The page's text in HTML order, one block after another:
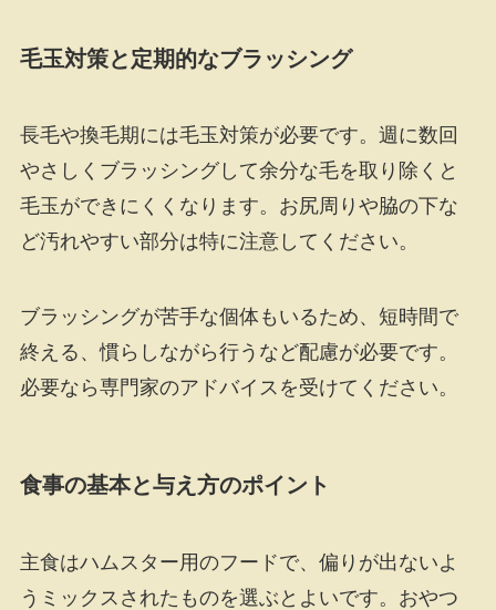
毛玉対策と定期的なブラッシング
長毛や換毛期には毛玉対策が必要です。週に数回
やさしくブラッシングして余分な毛を取り除くと
毛玉ができにくくなります。お尻周りや脇の下な
ど汚れやすい部分は特に注意してください。
ブラッシングが苦手な個体もいるため、短時間で
終える、慣らしながら行うなど配慮が必要です。
必要なら専門家のアドバイスを受けてください。
食事の基本と与え方のポイント
主食はハムスター用のフードで、偏りが出ないよ
うミックスされたものを選ぶとよいです。おやつ